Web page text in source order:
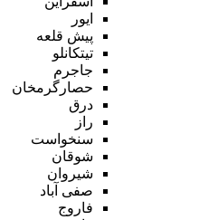
ایور
پیش قلعه
تیتکانلو
جاجرم
حصارگرمخان
درق
راز
سنخواست
شوقان
شیروان
صفی آباد
فاروج